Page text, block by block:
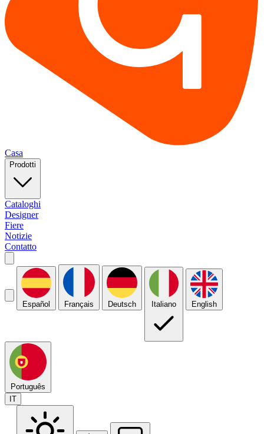
Casa
Prodotti
Cataloghi
Designer
Fiere
Notizie
Contatto
Español Français Deutsch Italiano English
Português
IT